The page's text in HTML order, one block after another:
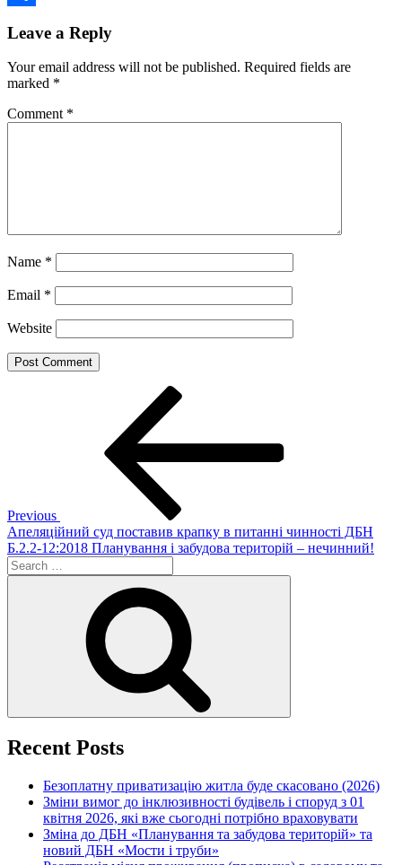
Leave a Reply
Your email address will not be published. Required fields are
marked *
Comment *
Name *
Email *
Website
Previous
Апеляційний суд поставив крапку в питанні чинності ДБН
Б.2.2-12:2018 Планування і забудова територій – нечинний!
Search
for:
Recent Posts
Безоплатну приватизацію житла буде скасовано (2026)
Зміни вимог до інклюзивності будівель і споруд з 01
квітня 2026, які вже сьогодні потрібно враховувати
Зміна до ДБН «Планування та забудова територій» та
новий ДБН «Мости і труби»